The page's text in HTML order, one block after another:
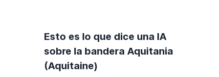
Esto es lo que dice una IA
sobre la bandera Aquitania
(Aquitaine)